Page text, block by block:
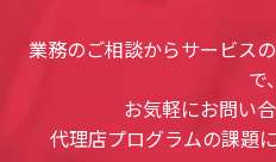
業務のご相談からサービス
で、
お気軽にお問い
代理店プログラムの課題